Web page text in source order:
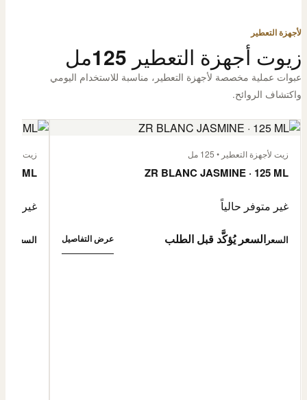
لأجهزة التعطير
زيوت أجهزة التعطير 125مل
عبوات عملية مخصصة لأجهزة التعطير، مناسبة للاستخدام اليومي
واكتشاف الروائح.
زيت لأجهزة التعطير • 125 مل
ZR BLANC JASMINE · 125 ML
غير متوفر حالياً
السعر السعر يُؤكَّد قبل الطلب عرض التفاصيل
زيت لأجهزة
ML
غير
السعر